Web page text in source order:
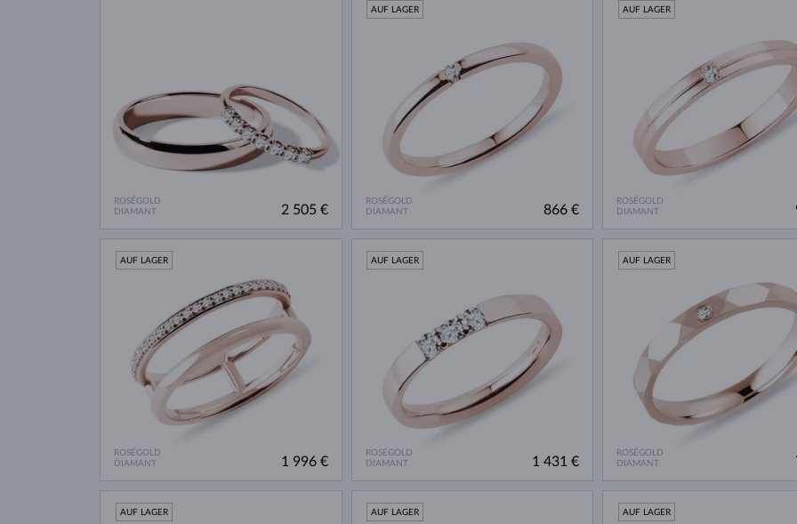
ROSÉGOLD
DIAMANT
2 505 €
ROSÉGOLD
DIAMANT
AUF LAGER
866 €
ROSÉGOLD
DIAMANT
AUF LAGER
ROSÉGOLD
DIAMANT
AUF LAGER
1 996 €
ROSÉGOLD
DIAMANT
AUF LAGER
1 431 €
ROSÉGOLD
DIAMANT
AUF LAGER
AUF LAGER AUF LAGER AUF LAGER